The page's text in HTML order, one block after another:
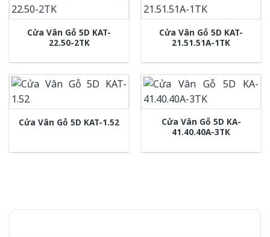
Cửa Vân Gỗ 5D KAT-
22.50-2TK
Cửa Vân Gỗ 5D KAT-
21.51.51A-1TK
Cửa Vân Gỗ 5D KAT-1.52
Cửa Vân Gỗ 5D KA-
41.40.40A-3TK